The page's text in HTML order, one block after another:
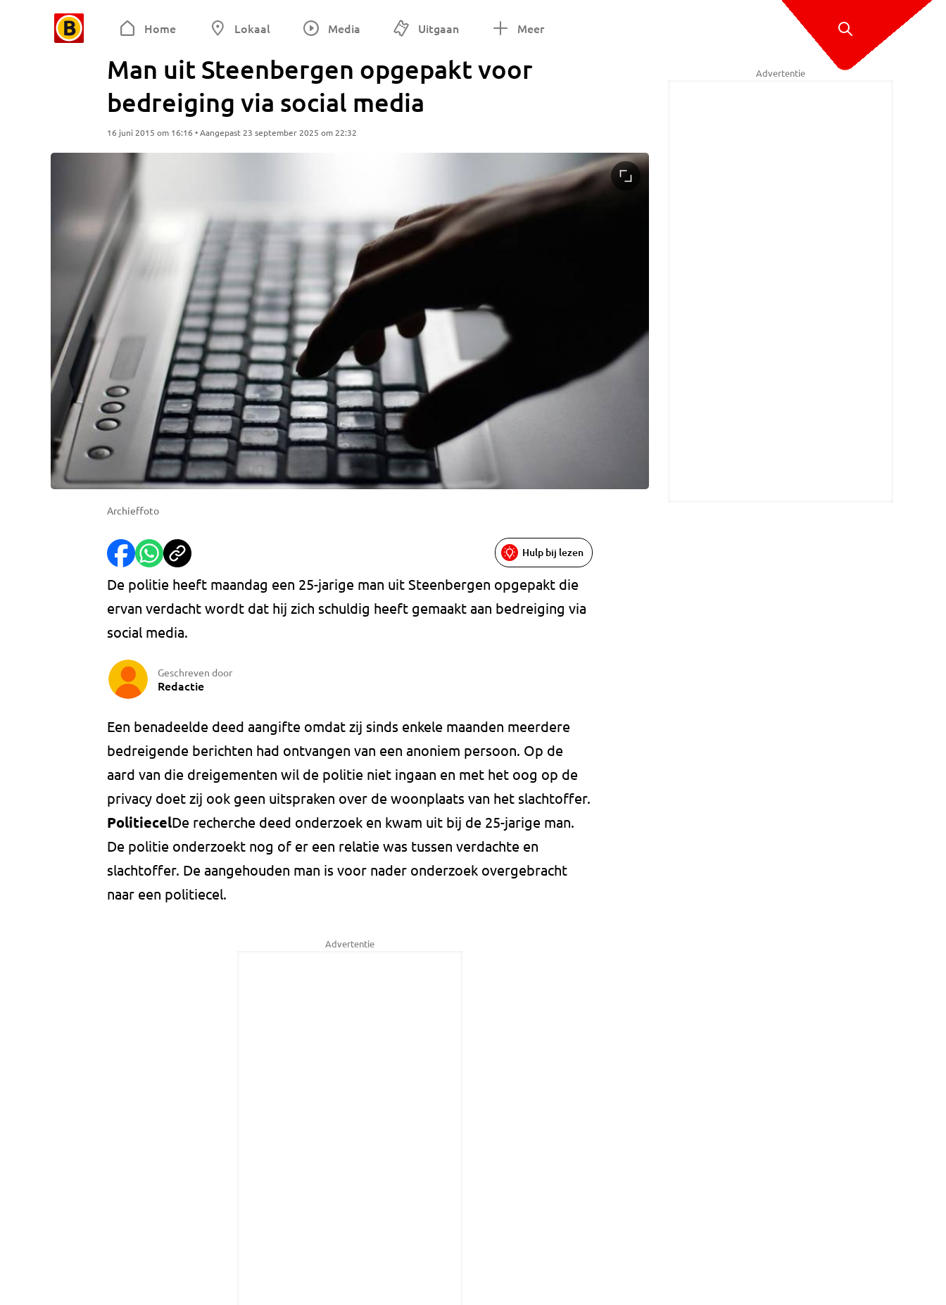
Home Lokaal Media Uitgaan Meer
Man uit Steenbergen opgepakt voor
bedreiging via social media
16 juni 2015 om 16:16 • Aangepast 23 september 2025 om 22:32
Archieffoto
Hulp bij lezen
De politie heeft maandag een 25-jarige man uit Steenbergen opgepakt die
ervan verdacht wordt dat hij zich schuldig heeft gemaakt aan bedreiging via
social media.
Geschreven door
Redactie
Een benadeelde deed aangifte omdat zij sinds enkele maanden meerdere
bedreigende berichten had ontvangen van een anoniem persoon. Op de
aard van die dreigementen wil de politie niet ingaan en met het oog op de
privacy doet zij ook geen uitspraken over de woonplaats van het slachtoffer.
PolitiecelDe recherche deed onderzoek en kwam uit bij de 25-jarige man.
De politie onderzoekt nog of er een relatie was tussen verdachte en
slachtoffer. De aangehouden man is voor nader onderzoek overgebracht
naar een politiecel.
Advertentie
Advertentie